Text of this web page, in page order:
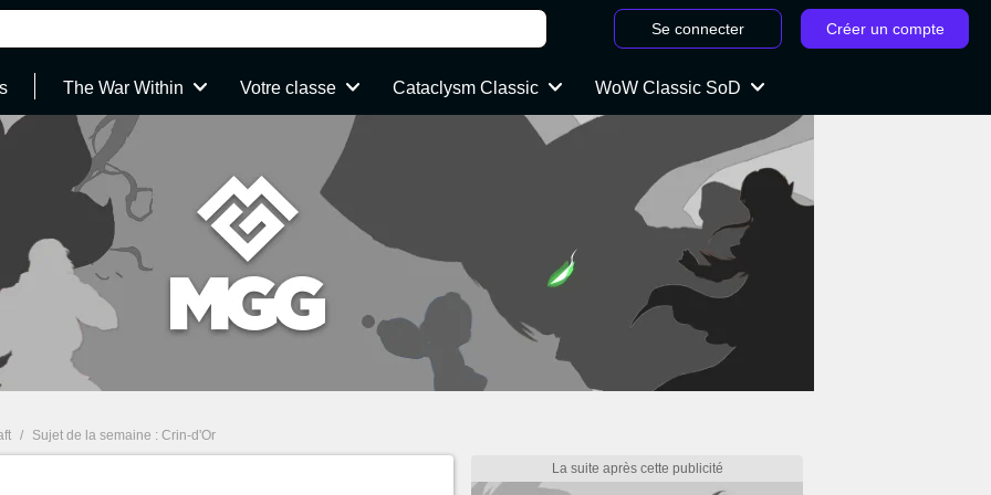
Se connecter Créer un compte
The War Within Votre classe Cataclysm Classic WoW Classic SoD
/ Sujet de la semaine : Crin-d'Or